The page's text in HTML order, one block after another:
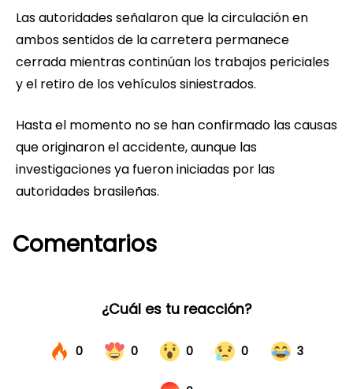
Las autoridades señalaron que la circulación en
ambos sentidos de la carretera permanece
cerrada mientras continúan los trabajos periciales
y el retiro de los vehículos siniestrados.
Hasta el momento no se han confirmado las causas
que originaron el accidente, aunque las
investigaciones ya fueron iniciadas por las
autoridades brasileñas.
Comentarios